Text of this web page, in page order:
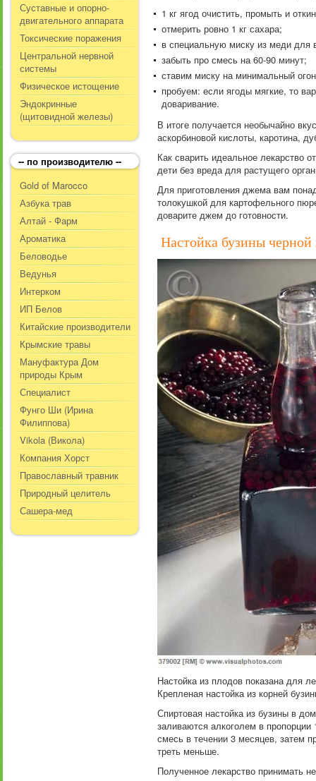
Суставные и опорно-
двигательного аппарата
Токсические поражения
Центральной нервной
системы
Физическое истощение
Эндокринные
(щитовидной железы)
-- по производителю --
Gold of Marocco
Азбука трав
Алтай - Фарм
Ароматика
Беловодье
Ведунья
Интерком
ИП Белов
Китайские производители
Крымские травы
Мануфактура Дом
природы Крым
Специалист
Фунго Ши (Ирина
Филиппова)
Vikola (Викола)
Компания Хорст
Православный травник
Природный целитель
Сашера-мед
1 кг ягод очистить, промыть и
отмерить ровно 1 кг сахара;
в специальную миску из меди для
забыть про смесь на 60-90 минут;
ставим миску на минимальный
пробуем: если ягоды мягкие, то
доваривание.
В итоге получается необычайно
аскорбиновой кислоты, каротина,
Как сварить идеальное лекарство
дети без вреда для растущего
Для приготовления джема вам
толокушкой для картофельного
доварите джем до готовности.
Настойка бузины черной
Настойка из плодов показана для
Крепленая настойка из корней
Спиртовая настойка из бузины в
заливаются алкоголем в
смесь в течении 3 месяцев, затем
треть меньше.
Полученное лекарство принимать